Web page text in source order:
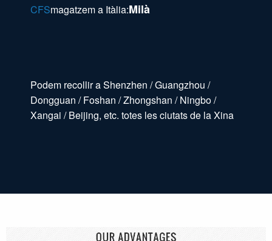
CFSmagatzem a Itàlia:Milà
Podem recollir a Shenzhen / Guangzhou /
Dongguan / Foshan / Zhongshan / Ningbo /
Xangai / Beijing, etc. totes les ciutats de la Xina